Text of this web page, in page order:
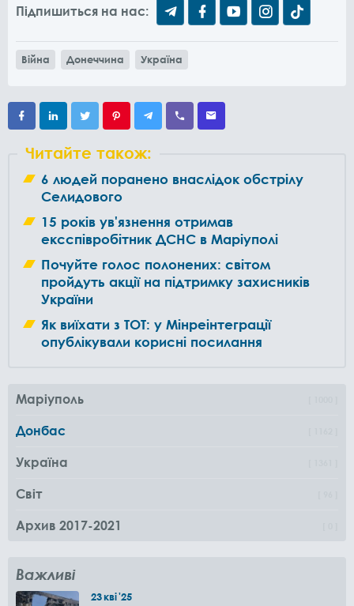
Підпишиться на нас:
Війна Донеччина Україна
Читайте також:
6 людей поранено внаслідок обстрілу
Селидового
15 років ув'язнення отримав
ексспівробітник ДСНС в Маріуполі
Почуйте голос полонених: світом
пройдуть акції на підтримку захисників
України
Як виїхати з ТОТ: у Мінреінтеграції
опублікували корисні посилання
Маріуполь
Донбас
Україна
Світ
Архив 2017-2021
Важливі
23кві'25